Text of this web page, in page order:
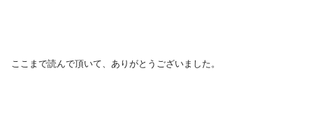
ここまで読んで頂いて、ありがとうございました。